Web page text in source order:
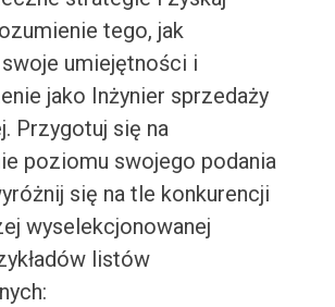
tego, jak
umiejętności i
jako Inżynier sprzedaży
Przygotuj się na
poziomu swojego podania
się na tle konkurencji
wyselekcjonowanej
listów